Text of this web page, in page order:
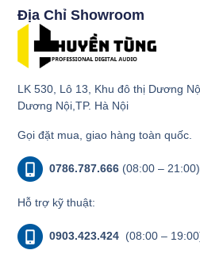
Địa Chỉ Showroom
LK 530, Lô 13, Khu đô thị Dương
Dương Nội,TP. Hà Nội
Gọi đặt mua, giao hàng toàn quốc.
0786.787.666 (08:00 – 21:00)
Hỗ trợ kỹ thuật:
0903.423.424 (08:00 –